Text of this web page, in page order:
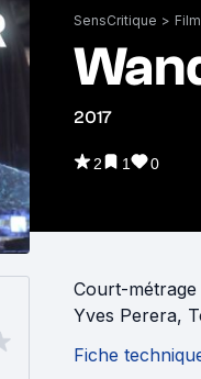
SensCritique >
2017
2 1 0
Court-métrage
Yves Perera,
Fiche